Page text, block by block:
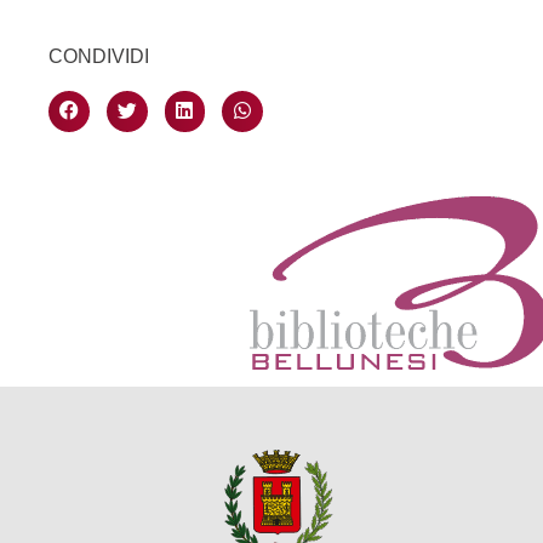
CONDIVIDI